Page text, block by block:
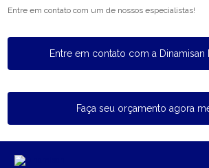
Entre em contato com um de nossos especialistas!
Entre em contato com a
Faça seu orçamento agora